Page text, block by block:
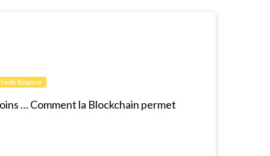
finance
… Comment la Blockchain permet